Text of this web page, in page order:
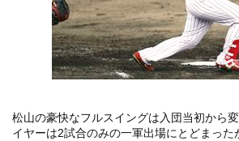
松山の豪快なフルスイングは入団当初から
イヤーは2試合のみの一軍出場にとどまった